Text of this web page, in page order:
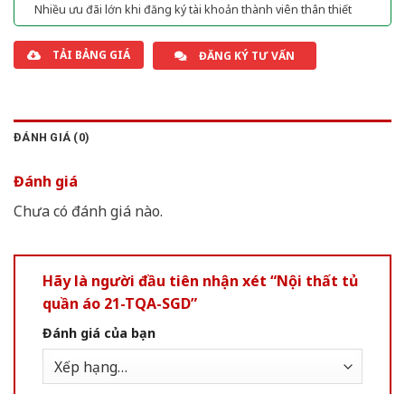
Nhiều ưu đãi lớn khi đăng ký tài khoản thành viên thân thiết
TẢI BẢNG GIÁ ĐĂNG KÝ TƯ VẤN
ĐÁNH GIÁ (0)
Đánh giá
Chưa có đánh giá nào.
Hãy là người đầu tiên nhận xét “Nội thất tủ
quần áo 21-TQA-SGD”
Đánh giá của bạn